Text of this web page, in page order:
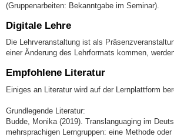
(Gruppenarbeiten: Bekanntgabe im Seminar).
Digitale Lehre
Die Lehrveranstaltung ist als
einer Änderung des Lehrformats kommen,
Empfohlene Literatur
Einiges an Literatur wird auf der Lernplattform
Grundlegende Literatur:
Budde, Monika (2019). Translanguaging im
mehrsprachigen Lerngruppen: eine Methode